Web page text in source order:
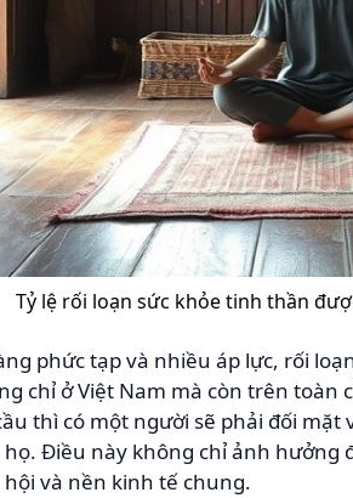
Tỷ lệ rối loạn sức khỏe tinh thần
phức tạp và nhiều áp lực, rối
chỉ ở Việt Nam mà còn trên toàn
thì có một người sẽ phải đối
Điều này không chỉ ảnh hưởng
và nền kinh tế chung.